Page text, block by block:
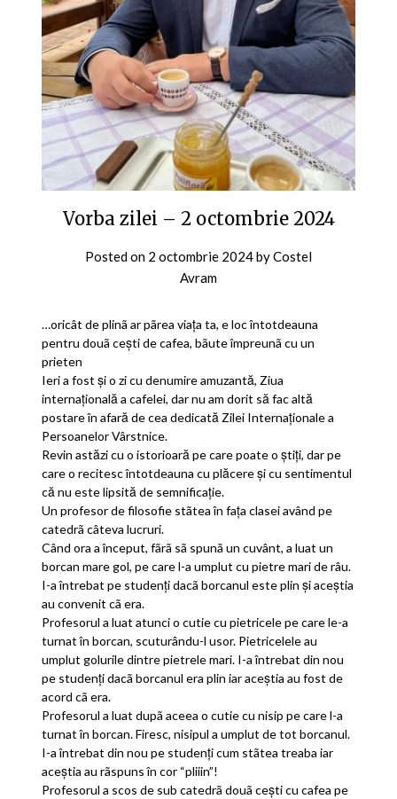
Vorba zilei – 2 octombrie 2024
Posted on 2 octombrie 2024byCostel
Avram
…oricât de plinã ar pãrea viaţa ta, e loc întotdeauna
pentru douã cești de cafea, bãute împreunã cu un
prieten
Ieri a fost și o zi cu denumire amuzantă, Ziua
internațională a cafelei, dar nu am dorit să fac altă
postare în afară de cea dedicată Zilei Internaționale a
Persoanelor Vârstnice.
Revin astăzi cu o istorioară pe care poate o știți, dar pe
care o recitesc întotdeauna cu plăcere și cu sentimentul
că nu este lipsită de semnificație.
Un profesor de filosofie stãtea în faţa clasei având pe
catedrã câteva lucruri.
Când ora a început, fãrã sã spunã un cuvânt, a luat un
borcan mare gol, pe care l-a umplut cu pietre mari de râu.
I-a întrebat pe studenţi dacã borcanul este plin şi aceştia
au convenit cã era.
Profesorul a luat atunci o cutie cu pietricele pe care le-a
turnat în borcan, scuturându-l usor. Pietricelele au
umplut golurile dintre pietrele mari. I-a întrebat din nou
pe studenţi dacã borcanul era plin iar aceştia au fost de
acord cã era.
Profesorul a luat dupã aceea o cutie cu nisip pe care l-a
turnat în borcan. Firesc, nisipul a umplut de tot borcanul.
I-a întrebat din nou pe studenţi cum stãtea treaba iar
aceştia au rãspuns în cor “pliiin”!
Profesorul a scos de sub catedrã douã cești cu cafea pe